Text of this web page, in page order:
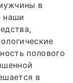
в
наши
полового
в